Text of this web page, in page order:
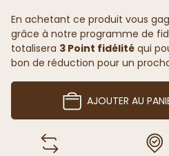
En achetant ce produit vous
grâce à notre programme de
totalisera 3 Point fidélité qui
bon de réduction pour un
AJOUTER AU